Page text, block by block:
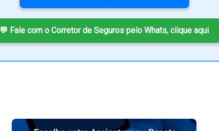
💬 Fale com o Corretor de Seguros pelo Whats, clique aqui